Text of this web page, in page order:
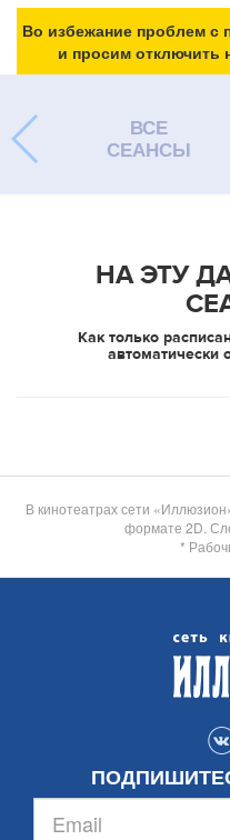
Во избежание проблем с
и просим отключить
ВСЕ
СЕАНСЫ
НА ЭТУ
Как только
автоматически
В кинотеатрах сети
формате 2D.
*